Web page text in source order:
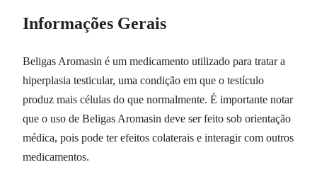
Informações Gerais
Beligas Aromasin é um medicamento utilizado para tratar a
hiperplasia testicular, uma condição em que o testículo
produz mais células do que normalmente. É importante notar
que o uso de Beligas Aromasin deve ser feito sob orientação
médica, pois pode ter efeitos colaterais e interagir com outros
medicamentos.